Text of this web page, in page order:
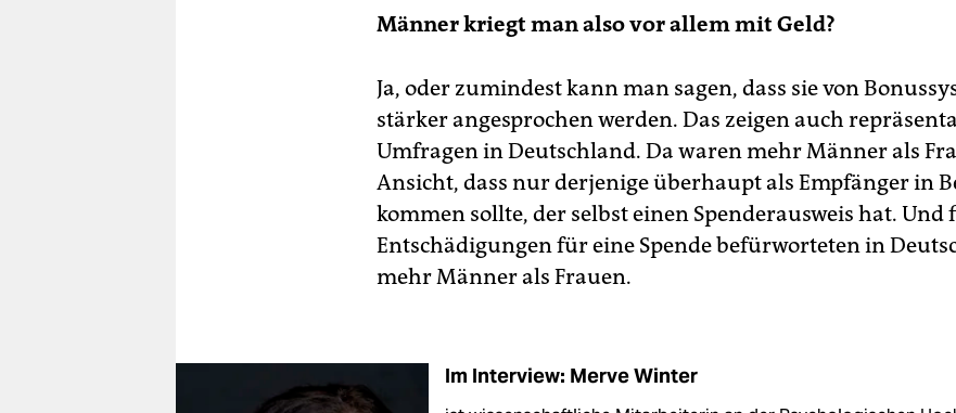
Männer kriegt man also vor allem mit Geld?
Ja, oder zumindest kann man sagen, dass sie von
stärker angesprochen werden. Das zeigen auch
Umfragen in Deutschland. Da waren mehr Männer als
Ansicht, dass nur derjenige überhaupt als Empfänger in
kommen sollte, der selbst einen Spenderausweis hat.
Entschädigungen für eine Spende befürworteten in
mehr Männer als Frauen.
Im Interview: Merve Winter